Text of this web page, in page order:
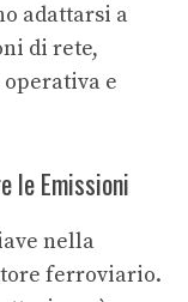
adattarsi a
di rete,
e
le Emissioni
nella
ferroviario.